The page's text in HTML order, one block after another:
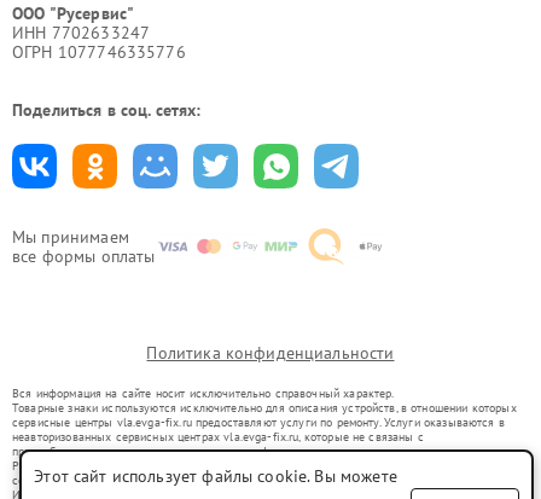
Мы принимаем
все формы оплаты
ООО "Русервис"
ИНН 7702633247
ОГРН 1077746335776
Поделиться в соц. сетях:
Политика конфиденциальности
Вся информация на сайте носит исключительно справочный характер.
Товарные знаки используются исключительно для описания устройств, в отношении которых
сервисные центры vla.evga-fix.ru предоставляют услуги по ремонту. Услуги оказываются в
неавторизованных сервисных центрах vla.evga-fix.ru, которые не связаны с
правообладателями товарных знаков или их официальными представителями.
Ремонт осуществляется для устройств, уже введенных в гражданский оборот в соответствии
со статьей 1487 ГК РФ.
Использование товарных знаков не преследует цели индивидуализации услуг или введения
Этот сайт использует файлы cookie. Вы можете